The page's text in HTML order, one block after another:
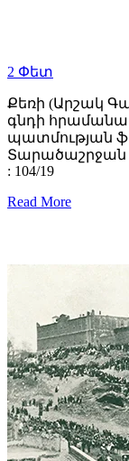
2 Փետ
Քեռի (Արշակ
գնդի
պատմության
Տարածաշրջան
: 104/19
Read More